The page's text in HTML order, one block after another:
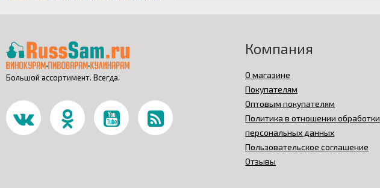
Большой ассортимент. Всегда.
Компания
О магазине
Покупателям
Оптовым покупателям
Политика в отношении обработки
персональных данных
Пользовательское соглашение
Отзывы